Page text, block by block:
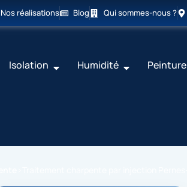
Nos réalisations Blog Qui sommes-nous ?
Isolation Humidité Peinture